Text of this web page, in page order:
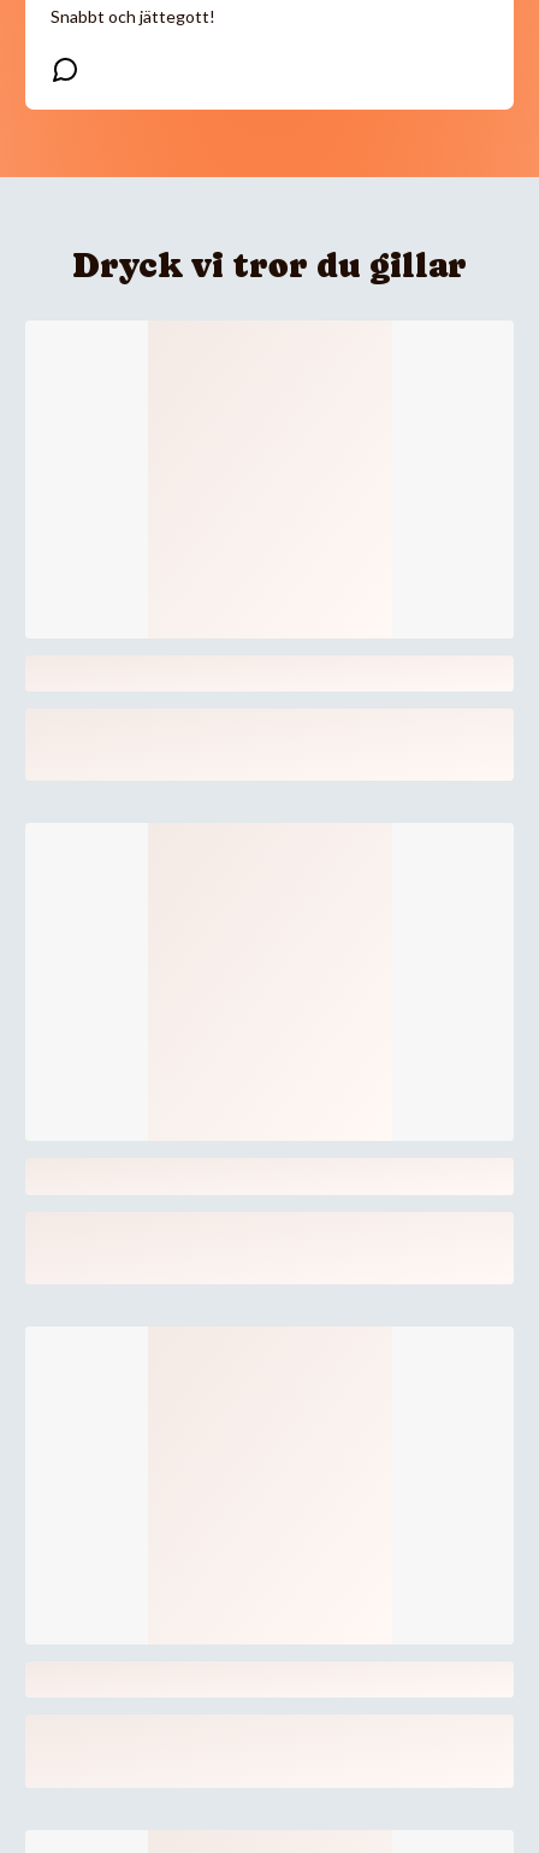
Snabbt och jättegott!
Dryck vi tror du gillar